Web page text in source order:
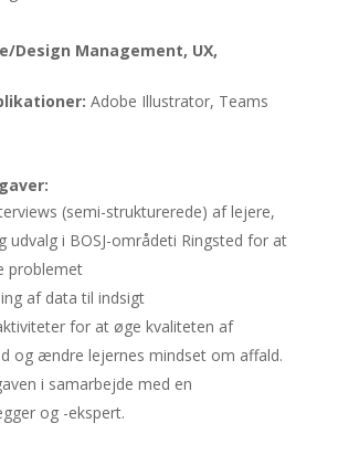
Design Management, UX,
Adobe Illustrator, Teams
(semi-strukturerede) af lejere,
udvalg i BOSJ-områdeti Ringsted for at
problemet
af data til indsigt
for at øge kvaliteten af
og ændre lejernes mindset om affald.
i samarbejde med en
og -ekspert.